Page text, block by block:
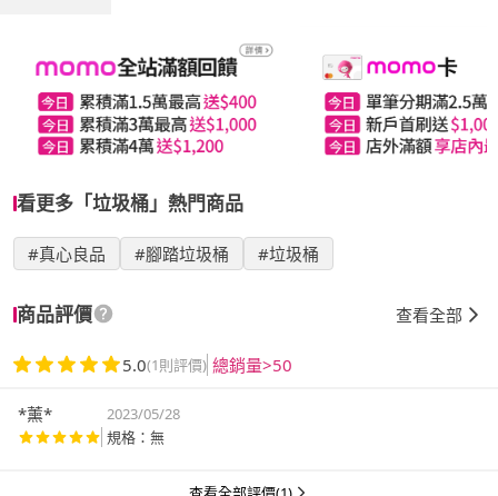
看更多「垃圾桶」熱門商品
#真心良品 #腳踏垃圾桶 #垃圾桶
商品評價 查看全部
5.0(1則評價) 總銷量>50
*薰*
2023/05/28
規格：無